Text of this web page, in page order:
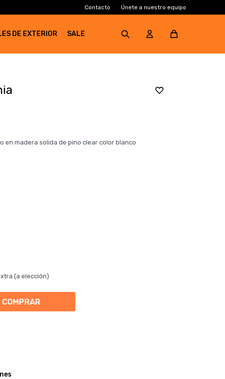
DE EXTERIOR SALE
Contacto Únete a nuestro equipo
en madera solida de pino clear color blanco
(a elección)
COMPRAR